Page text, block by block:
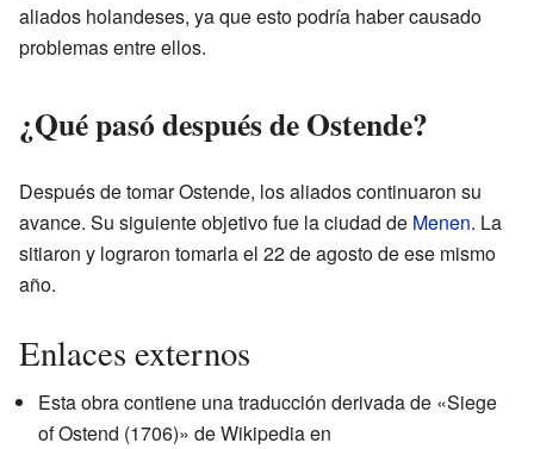
aliados holandeses, ya que esto podría haber causado
problemas entre ellos.
¿Qué pasó después de Ostende?
Después de tomar Ostende, los aliados continuaron su
avance. Su siguiente objetivo fue la ciudad de Menen. La
sitiaron y lograron tomarla el 22 de agosto de ese mismo
año.
Enlaces externos
Esta obra contiene una traducción derivada de «Siege
of Ostend (1706)» de Wikipedia en